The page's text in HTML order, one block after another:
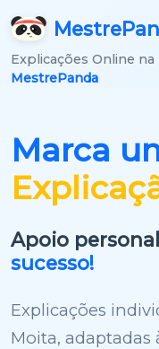
Mestre
Explicações Online
MestrePanda
Marca
Apoio
sucesso!
Explicações
Moita, adaptadas